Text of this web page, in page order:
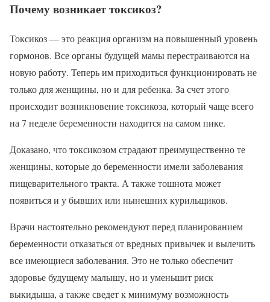
Почему возникает токсикоз?
Токсикоз — это реакция организм на повышенный уровень
гормонов. Все органы будущей мамы перестраиваются на
новую работу. Теперь им приходиться функционировать не
только для женщины, но и для ребенка. За счет этого
происходит возникновение токсикоза, который чаще всего
на 7 неделе беременности находится на самом пике.
Доказано, что токсикозом страдают преимущественно те
женщины, которые до беременности имели заболевания
пищеварительного тракта. А также тошнота может
появиться и у бывших или нынешних курильщиков.
Врачи настоятельно рекомендуют перед планированием
беременности отказаться от вредных привычек и вылечить
все имеющиеся заболевания. Это не только обеспечит
здоровье будущему малышу, но и уменьшит риск
выкидыша, а также сведет к минимуму возможность